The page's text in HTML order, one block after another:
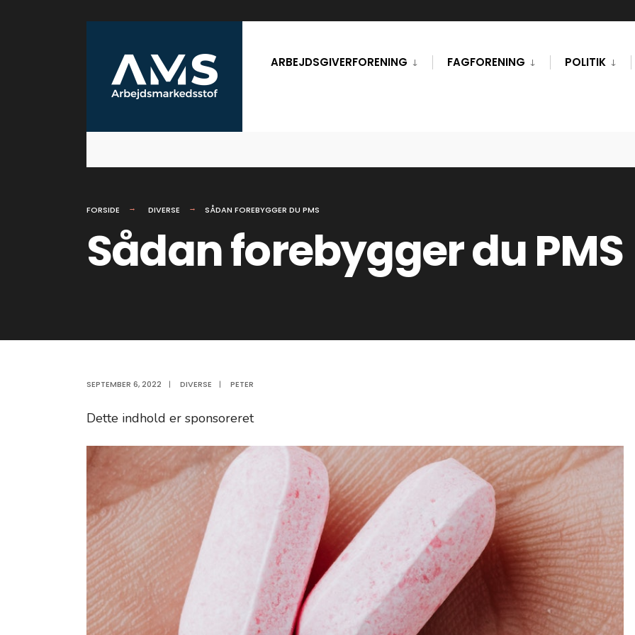
content
ARBEJDSGIVERFORENING FAGFORENING POLITIK
FORSIDE DIVERSE SÅDAN FOREBYGGER DU PMS
Sådan forebygger du PMS
SEPTEMBER 6, 2022 | DIVERSE | PETER
Dette indhold er sponsoreret